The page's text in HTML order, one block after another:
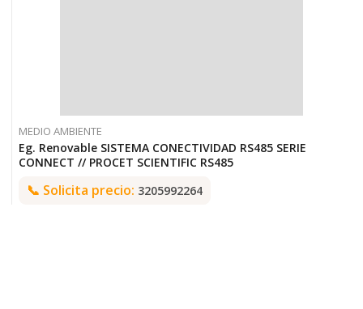
MEDIO AMBIENTE
Eg. Renovable SISTEMA CONECTIVIDAD RS485 SERIE
CONNECT // PROCET SCIENTIFIC RS485
📞 Solicita precio: 3205992264